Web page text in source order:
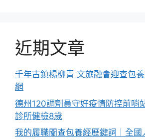
近期文章
千年古鎮楊柳青 文旅融會迎查包
網
德州120調劑員守好疫情防控前哨
診所健檢8歲
我的履職關查包養經歷鍵詞｜全國